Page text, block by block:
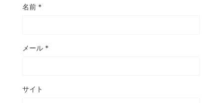
名前 *
メール *
サイト